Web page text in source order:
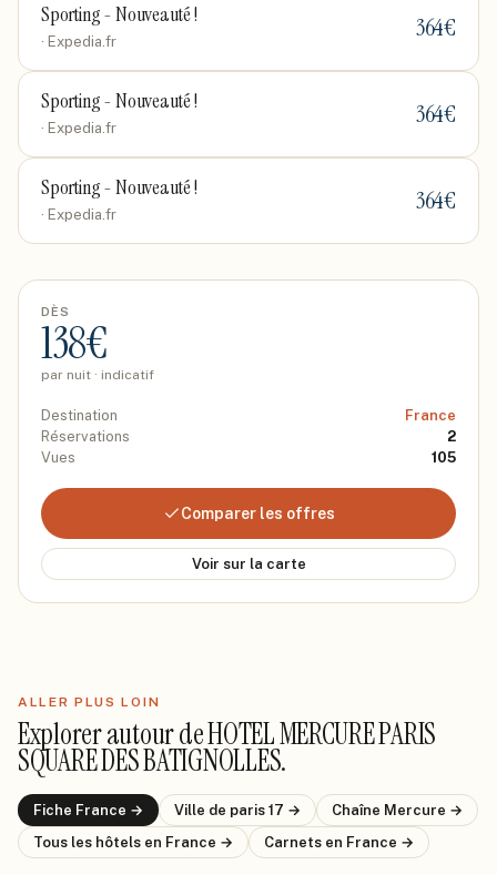
Sporting - Nouveauté !
· Expedia.fr 364€
Sporting - Nouveauté !
· Expedia.fr 364€
Sporting - Nouveauté !
· Expedia.fr 364€
DÈS
138€
par nuit · indicatif
Destination
France
Réservations
2
Vues
105
Comparer les offres
Voir sur la carte
ALLER PLUS LOIN
Explorer autour deHOTEL MERCURE PARIS
SQUARE DES BATIGNOLLES.
Fiche France → Ville de paris 17 → Chaîne Mercure →
Tous les hôtels en France → Carnets en France →